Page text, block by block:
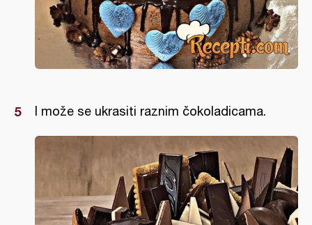
I može se ukrasiti raznim čokoladicama.